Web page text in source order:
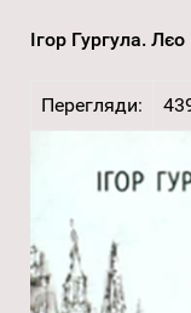
Ігор Гургула. Лєо
Перегляди: